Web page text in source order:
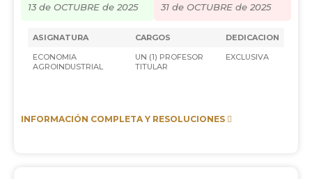
13 de OCTUBRE de 2025
31 de OCTUBRE de 2025
ASIGNATURA CARGOS
DEDICACION
ECONOMIA
AGROINDUSTRIAL
UN (1) PROFESOR
TITULAR
EXCLUSIVA
INFORMACIÓN COMPLETA Y RESOLUCIONES